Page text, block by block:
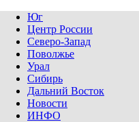
Юг
Центр России
Северо-Запад
Поволжье
Урал
Сибирь
Дальний Восток
Новости
ИНФО